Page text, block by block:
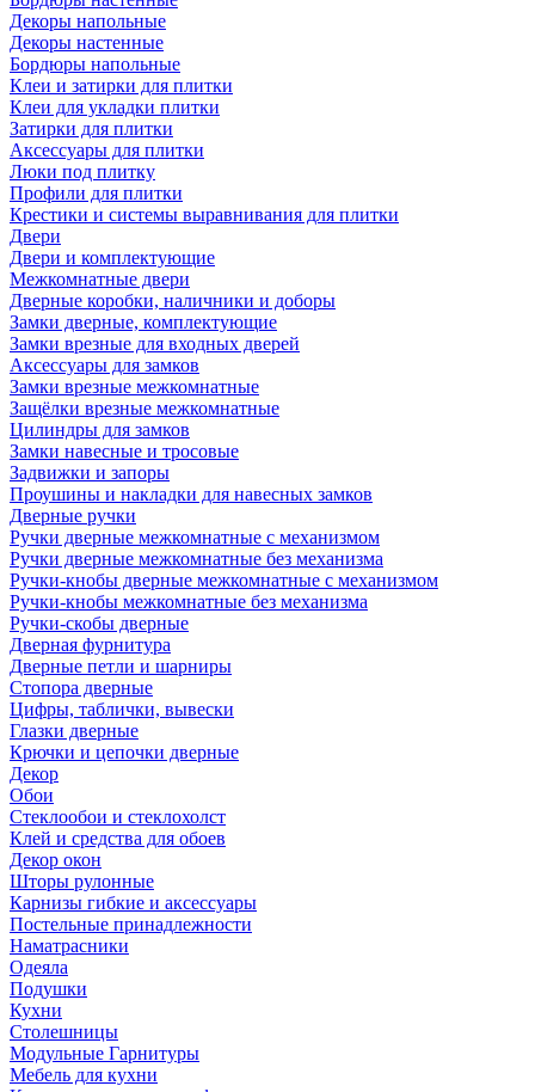
Декоры напольные
Декоры настенные
Бордюры напольные
Клеи и затирки для плитки
Клеи для укладки плитки
Затирки для плитки
Аксессуары для плитки
Люки под плитку
Профили для плитки
Крестики и системы выравнивания для плитки
Двери
Двери и комплектующие
Межкомнатные двери
Дверные коробки, наличники и доборы
Замки дверные, комплектующие
Замки врезные для входных дверей
Аксессуары для замков
Замки врезные межкомнатные
Защёлки врезные межкомнатные
Цилиндры для замков
Замки навесные и тросовые
Задвижки и запоры
Проушины и накладки для навесных замков
Дверные ручки
Ручки дверные межкомнатные с механизмом
Ручки дверные межкомнатные без механизма
Ручки-кнобы дверные межкомнатные с механизмом
Ручки-кнобы межкомнатные без механизма
Ручки-скобы дверные
Дверная фурнитура
Дверные петли и шарниры
Стопора дверные
Цифры, таблички, вывески
Глазки дверные
Крючки и цепочки дверные
Декор
Обои
Стеклообои и стеклохолст
Клей и средства для обоев
Декор окон
Шторы рулонные
Карнизы гибкие и аксессуары
Постельные принадлежности
Наматрасники
Одеяла
Подушки
Кухни
Столешницы
Модульные Гарнитуры
Мебель для кухни